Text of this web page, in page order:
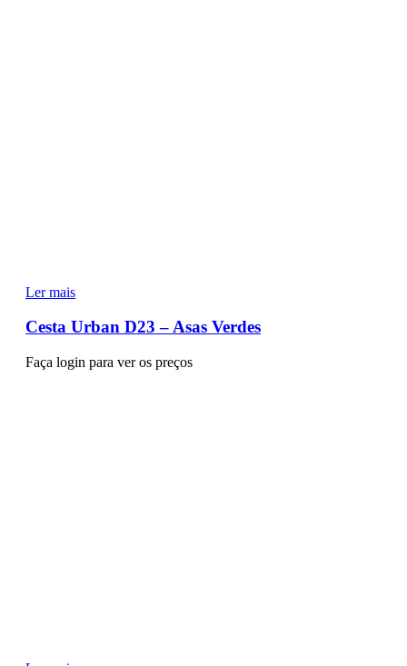
Ler mais
Cesta Urban D23 – Asas Verdes
Faça login para ver os preços